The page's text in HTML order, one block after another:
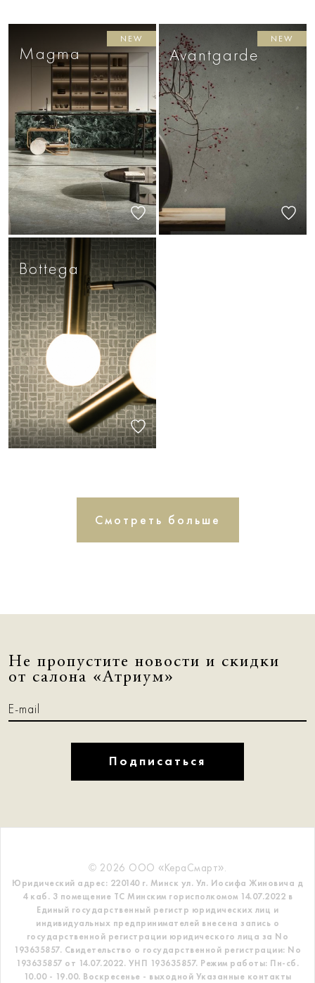
Magma
NEW
Avantgarde
NEW
Bottega
Смотреть больше
Не пропустите новости и скидки
от салона «Атриум»
Подписаться
© 2026 ООО «КераСмарт».
Юридический адрес: 220140 г. Минск ул. Ул. Иосифа Жиновича д
4 каб. 3 помещение ТС Минским горисполкомом 14.07.2022 в
Единый государственный регистр юридических лиц и
индивидуальных предпринимателей внесена запись о
государственной регистрации юридического лица за No
193635857. Свидетельство о государственной регистрации: No
193635857 от 14.07.2022. УНП 193635857. Режим работы: Пн-сб.
10.00 - 19.00. Воскресенье - выходной Указанные контакты